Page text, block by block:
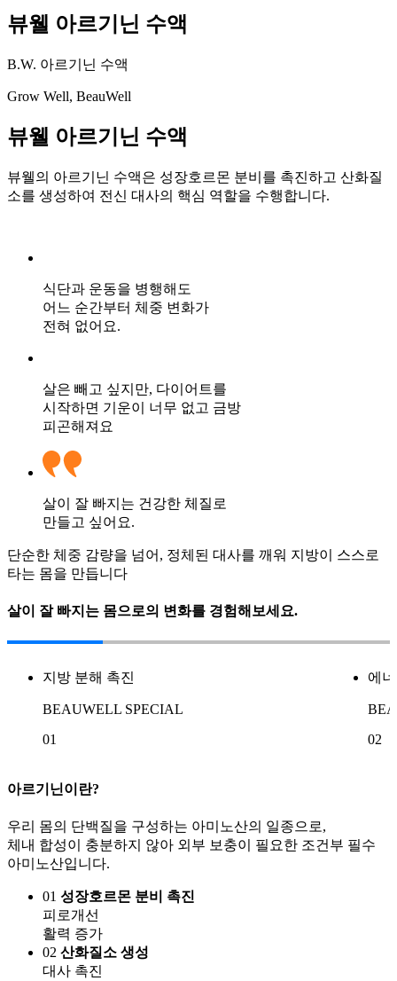
뷰웰 아르기닌 수액
B.W. 아르기닌 수액
Grow Well, BeauWell
뷰웰 아르기닌 수액
뷰웰의 아르기닌 수액은 성장호르몬 분비를 촉진하고 산화질
소를 생성하여 전신 대사의 핵심 역할을 수행합니다.
식단과 운동을 병행해도
어느 순간부터 체중 변화가
전혀 없어요.
살은 빼고 싶지만, 다이어트를
시작하면 기운이 너무 없고 금방
피곤해져요
살이 잘 빠지는 건강한 체질로
만들고 싶어요.
단순한 체중 감량을 넘어, 정체된 대사를 깨워 지방이 스스로
타는 몸을 만듭니다
살이 잘 빠지는 몸으로의 변화를 경험해보세요.
지방 분해 촉진
BEAUWELL SPECIAL
01
에
02
아르기닌이란?
우리 몸의 단백질을 구성하는 아미노산의 일종으로,
체내 합성이 충분하지 않아 외부 보충이 필요한 조건부 필수
아미노산입니다.
01 성장호르몬 분비 촉진
피로개선
활력 증가
02 산화질소 생성
대사 촉진